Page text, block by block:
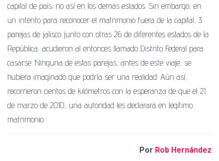
capital de país; no así en los demás estados. Sin embargo, en
un intento para reconocer el matrimonio fuera de la capital, 3
parejas de jalisco junto con otras 26 de diferentes estados de la
República, acudieron al entonces llamado Distrito Federal para
casarse. Ninguna de estas parejas, antes de este viaje, se
hubiera imaginado que podría ser una realidad. Aún así,
recorrieron cientos de kilómetros con la esperanza de que el 21
de marzo de 2010, una autoridad les declarará en legítimo
matrimonio.
Por Rob Hernández